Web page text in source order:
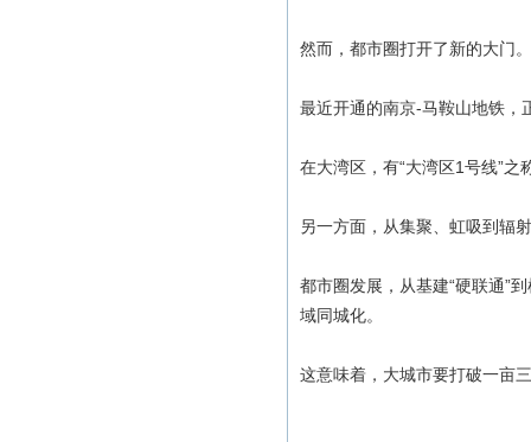
然而，都市圈打开了新的大门
最近开通的南京-马鞍山地铁，
在大湾区，有“大湾区1号线”
另一方面，从集聚、虹吸到辐
都市圈发展，从基建“硬联通”
域同城化。
这意味着，大城市要打破一亩